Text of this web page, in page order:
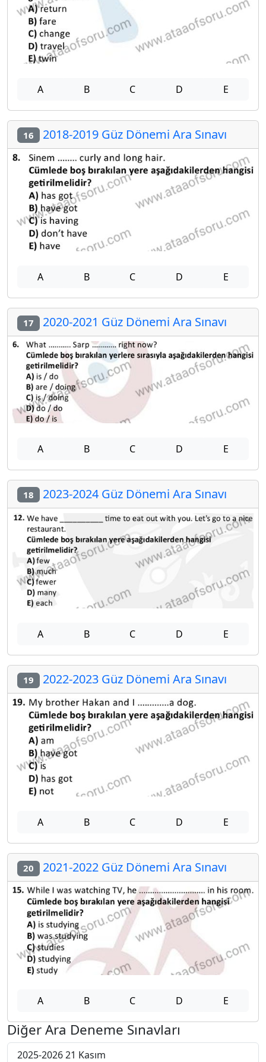
A B C D E
16 2018-2019 Güz Dönemi Ara Sınavı
A B C D E
17 2020-2021 Güz Dönemi Ara Sınavı
A B C D E
18 2023-2024 Güz Dönemi Ara Sınavı
A B C D E
19 2022-2023 Güz Dönemi Ara Sınavı
A B C D E
20 2021-2022 Güz Dönemi Ara Sınavı
A B C D E
Diğer Ara Deneme Sınavları
2025-2026 21 Kasım